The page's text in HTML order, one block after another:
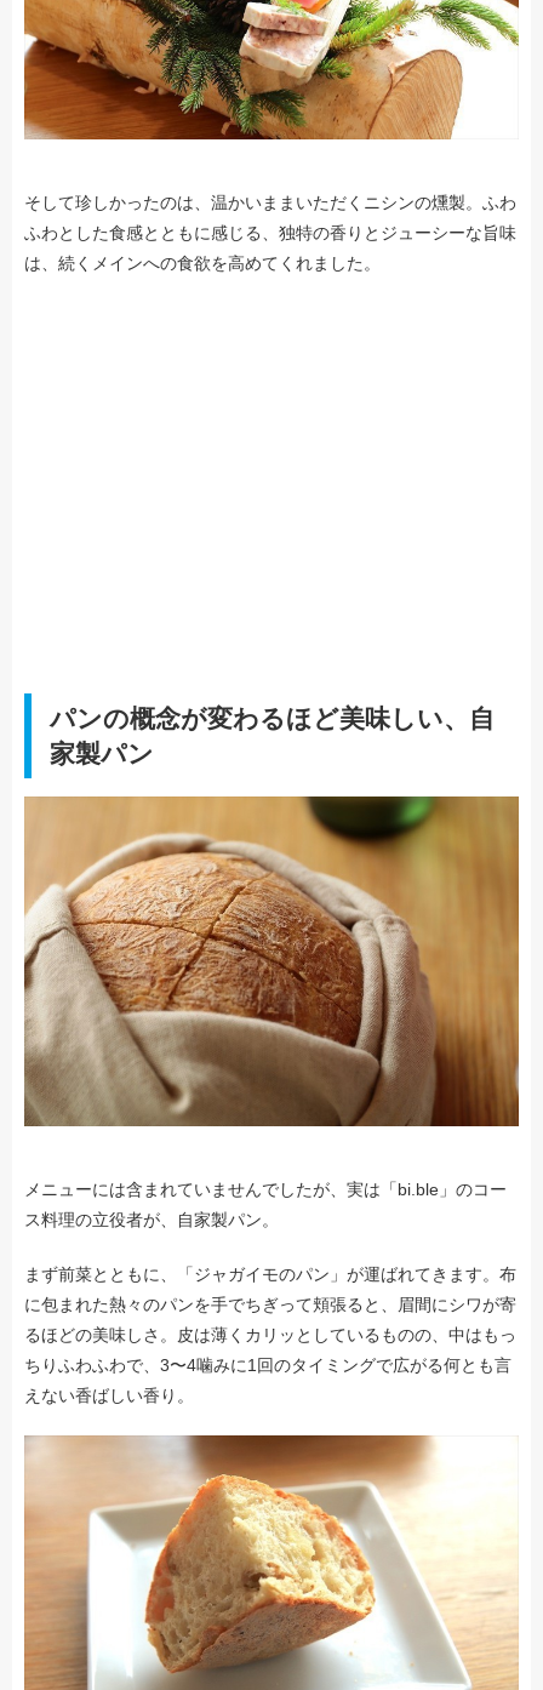
そして珍しかったのは、温かいままいただくニシンの燻製。ふわ
ふわとした食感とともに感じる、独特の香りとジューシーな旨味
は、続くメインへの食欲を高めてくれました。
パンの概念が変わるほど美味しい、自
家製パン
メニューには含まれていませんでしたが、実は「bi.ble」のコー
ス料理の立役者が、自家製パン。
まず前菜とともに、「ジャガイモのパン」が運ばれてきます。布
に包まれた熱々のパンを手でちぎって頬張ると、眉間にシワが寄
るほどの美味しさ。皮は薄くカリッとしているものの、中はもっ
ちりふわふわで、3〜4噛みに1回のタイミングで広がる何とも言
えない香ばしい香り。